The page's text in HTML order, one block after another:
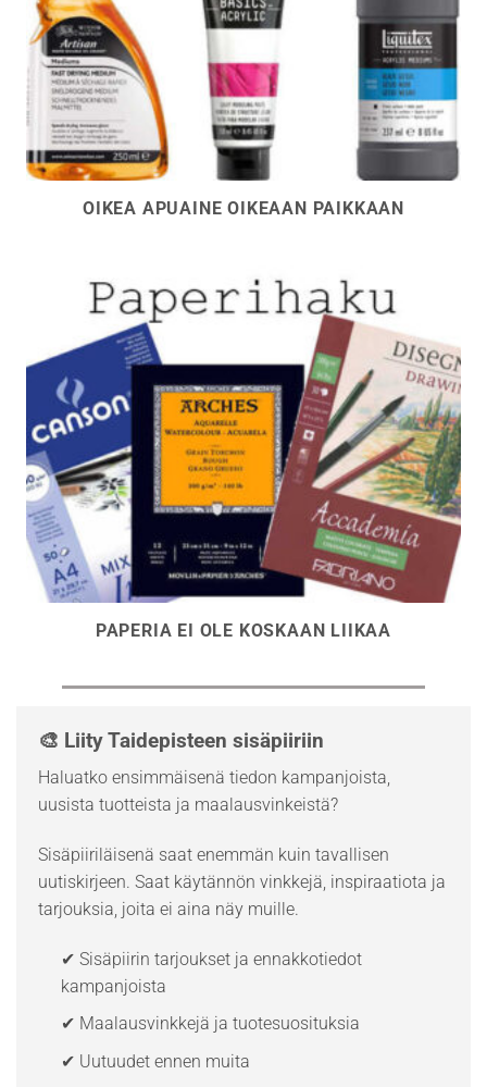
OIKEA APUAINE OIKEAAN PAIKKAAN
PAPERIA EI OLE KOSKAAN LIIKAA
🎨 Liity Taidepisteen sisäpiiriin
Haluatko ensimmäisenä tiedon kampanjoista,
uusista tuotteista ja maalausvinkeistä?
Sisäpiiriläisenä saat enemmän kuin tavallisen
uutiskirjeen. Saat käytännön vinkkejä, inspiraatiota ja
tarjouksia, joita ei aina näy muille.
✔ Sisäpiirin tarjoukset ja ennakkotiedot
kampanjoista
✔ Maalausvinkkejä ja tuotesuosituksia
✔ Uutuudet ennen muita